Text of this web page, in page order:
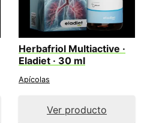
Herbafriol Multiactive ·
Eladiet · 30 ml
Apícolas
Ver producto